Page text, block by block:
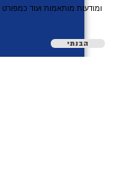
ומודעות מותאמות ועוד כמפורט
הבנתי